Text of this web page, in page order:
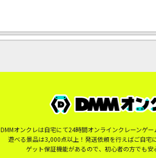
DMMオンクレは自宅にて24時間オンラインクレーンゲ
遊べる景品は3,000点以上！発送依頼を行えばご自宅
ゲット保証機能があるので、初心者の方でも安